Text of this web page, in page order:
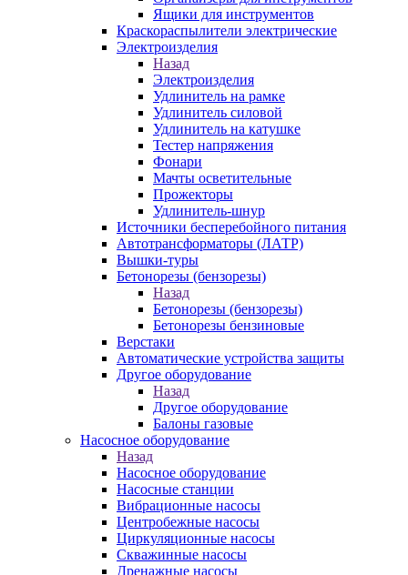
Ящики для инструментов
Краскораспылители электрические
Электроизделия
Назад
Электроизделия
Удлинитель на рамке
Удлинитель силовой
Удлинитель на катушке
Тестер напряжения
Фонари
Мачты осветительные
Прожекторы
Удлинитель-шнур
Источники бесперебойного питания
Автотрансформаторы (ЛАТР)
Вышки-туры
Бетонорезы (бензорезы)
Назад
Бетонорезы (бензорезы)
Бетонорезы бензиновые
Верстаки
Автоматические устройства защиты
Другое оборудование
Назад
Другое оборудование
Балоны газовые
Насосное оборудование
Назад
Насосное оборудование
Насосные станции
Вибрационные насосы
Центробежные насосы
Циркуляционные насосы
Скважинные насосы
Дренажные насосы